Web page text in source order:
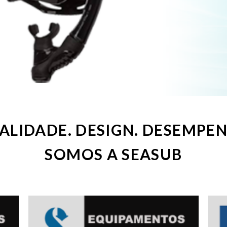
DESIGN.
SOMOS A SEASUB